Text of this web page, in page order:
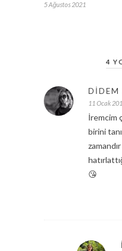
5 Ağustos 2021
4
DIDEM
11 Ocak
İremcim
birini
😘